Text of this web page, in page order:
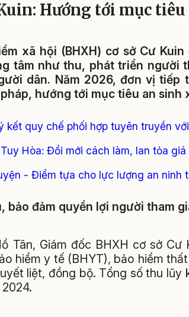
Hướng tới mục
xã hội (BHXH) cơ sở Cư
tâm như thu, phát triển người
dân. Năm 2026, đơn vị
hướng tới mục tiêu an sinh
kết quy chế phối hợp tuyên truyền
Hòa: Đổi mới cách làm, lan tỏa giá
- Điểm tựa cho lực lượng an ninh
bảo đảm quyền lợi người tham
Tân, Giám đốc BHXH cơ sở
hiểm y tế (BHYT), bảo hiểm
liệt, đồng bộ. Tổng số thu lũy